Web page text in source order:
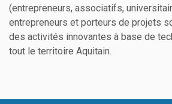
(entrepreneurs, associatifs,
entrepreneurs et porteurs de projets
des activités innovantes à base de
tout le territoire Aquitain.